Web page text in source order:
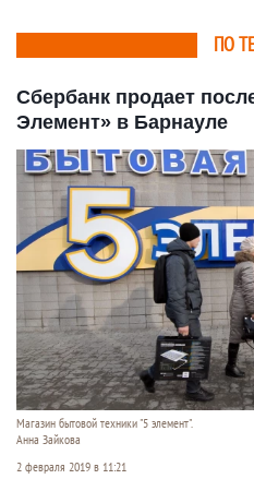
ПО
Сбербанк продает
Элемент» в Барнауле
Магазин бытовой техники "5 элемент".
Анна Зайкова
2 февраля 2019 в 11:21